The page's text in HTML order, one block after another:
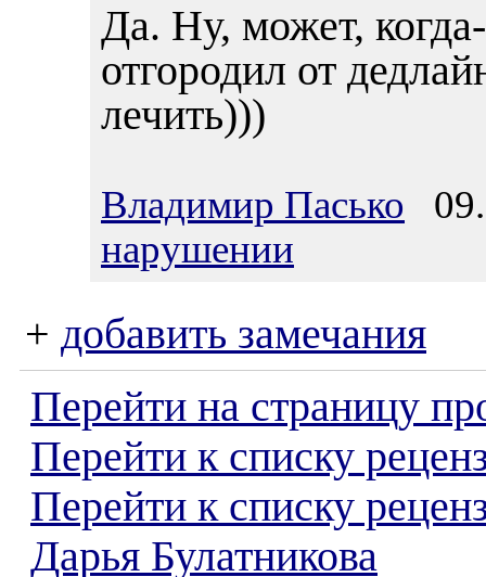
Да. Ну, может,
отгородил от
лечить)))
Владимир Пасько
нарушении
+ добавить замечания
Перейти на страницу
Перейти к списку
Перейти к списку
Дарья Булатникова